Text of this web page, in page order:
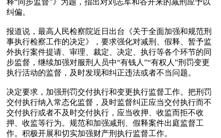
纠偏。
报道说，最高人民检察院近日出台《关于全面加强和规范刑
事执行检察工作的决定》，要求强化对减刑、假释、暂予监
外执行案件提请、审理、裁定、决定、执行等各个环节的同
步监督，继续加强对服刑人员中“有钱人”“有权人”刑罚变更
执行活动的监督，及时发现和纠正违法或者不当问题。
决定要求，加强刑罚交付执行和变更执行监督工作。把刑罚
交付执行纳入常态化监督，及时监督纠正应当交付执行而不
交付执行或者不及时交付执行，应当收押、收监而拒不收
押、收监等行为。规范和加强减刑、假释案件出庭监督工
作。积极开展和切实加强财产刑执行监督工作。